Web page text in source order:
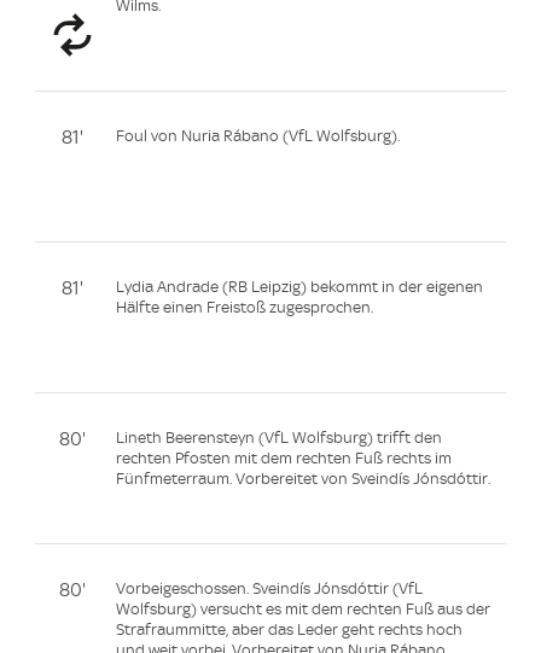
Wilms.
81' Foul von Nuria Rábano (VfL Wolfsburg).
81'
Lydia Andrade (RB Leipzig) bekommt in der eigenen
Hälfte einen Freistoß zugesprochen.
80'
Lineth Beerensteyn (VfL Wolfsburg) trifft den
rechten Pfosten mit dem rechten Fuß rechts im
Fünfmeterraum. Vorbereitet von Sveindís Jónsdóttir.
80'
Vorbeigeschossen. Sveindís Jónsdóttir (VfL
Wolfsburg) versucht es mit dem rechten Fuß aus der
Strafraummitte, aber das Leder geht rechts hoch